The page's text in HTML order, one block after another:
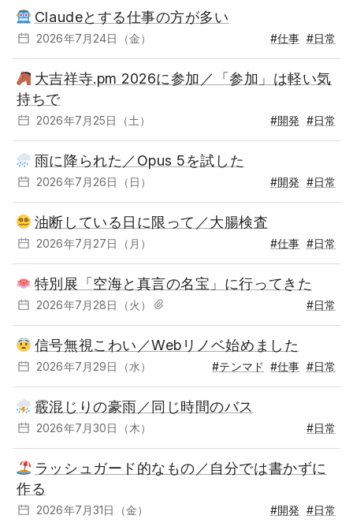
Claudeとする仕事の方が多い
2026年7月24日（金） #仕事 #日常
大吉祥寺.pm 2026に参加／「参加」は軽い気
持ちで
2026年7月25日（土） #開発 #日常
雨に降られた／Opus 5を試した
2026年7月26日（日） #開発 #日常
油断している日に限って／大腸検査
2026年7月27日（月） #仕事 #日常
特別展「空海と真言の名宝」に行ってきた
2026年7月28日（火） #日常
信号無視こわい／Webリノベ始めました
2026年7月29日（水） #テンマド #仕事 #日常
霰混じりの豪雨／同じ時間のバス
2026年7月30日（木） #日常
ラッシュガード的なもの／自分では書かずに
作る
2026年7月31日（金） #開発 #日常